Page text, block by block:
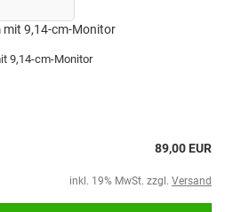
mit 9,14-cm-Monitor
9,14-cm-Monitor
89,00 EUR
inkl. 19% MwSt. zzgl. Versand